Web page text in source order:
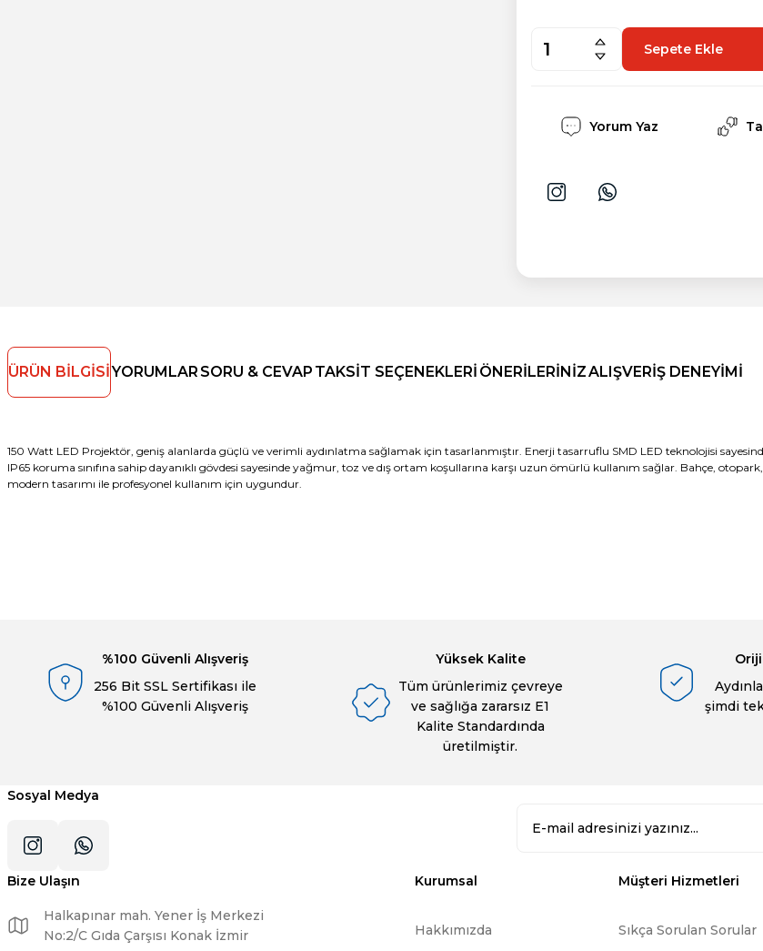
Sepete Ekle
Yorum Yaz
ÜRÜN BILGISIYORUMLAR SORU & CEVAP TAKSIT SEÇENEKLERI ÖNERILERINIZALIŞVERIŞ DENEYIMI
150 Watt LED Projektör, geniş alanlarda güçlü ve verimli aydınlatma sağlamak için tasarlanmıştır. Enerji tasarruflu SMD LED teknolojisi
IP65 koruma sınıfına sahip dayanıklı gövdesi sayesinde yağmur, toz ve dış ortam koşullarına karşı uzun ömürlü kullanım sağlar. Bahçe,
modern tasarımı ile profesyonel kullanım için uygundur.
Ürün bilgilerinde hatalar bulunuyor.
Ürün fiyatı diğer sitelerden daha pahalı.
%100 Güvenli Alışveriş
256 Bit SSL Sertifikası ile
%100 Güvenli Alışveriş
Yüksek Kalite
Tüm ürünlerimiz çevreye
ve sağlığa zararsız E1
Kalite Standardında
üretilmiştir.
şimdi tek
Sosyal Medya
Bize Ulaşın
Halkapınar mah. Yener İş Merkezi
No:2/C Gıda Çarşısı Konak İzmir
Kurumsal
Hakkımızda
Müşteri Hizmetleri
Sıkça Sorulan Sorular